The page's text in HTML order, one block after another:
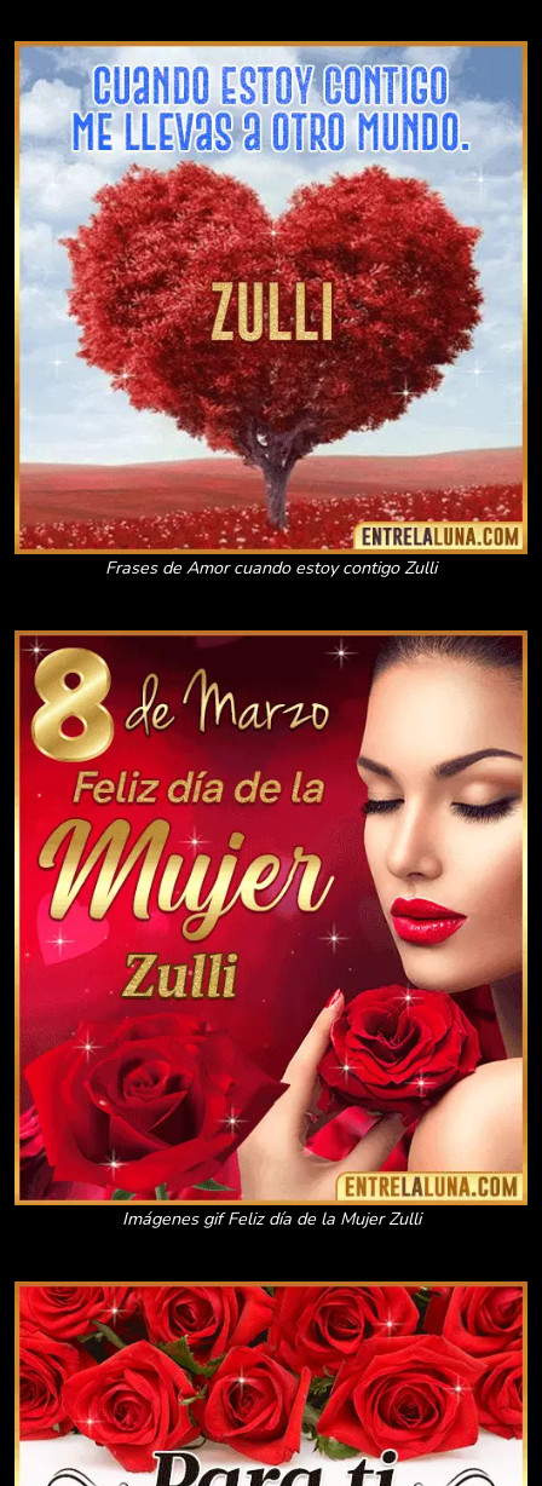
Frases de Amor cuando estoy contigo Zulli
Imágenes gif Feliz día de la Mujer Zulli